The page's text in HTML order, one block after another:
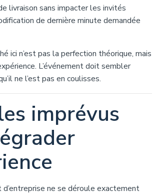
livraison sans impacter les invités
de dernière minute demandée
ici n’est pas la perfection théorique, mais
L’événement doit sembler
ne l’est pas en coulisses.
imprévus
d’entreprise ne se déroule exactement